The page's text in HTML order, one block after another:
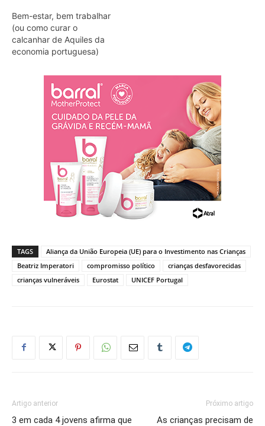
Bem-estar, bem trabalhar
(ou como curar o
calcanhar de Aquiles da
economia portuguesa)
TAGS
Aliança da União Europeia (UE) para o Investimento nas Crianças
Beatriz Imperatori
compromisso político
crianças desfavorecidas
crianças vulneráveis
Eurostat UNICEF Portugal
Artigo anterior
3 em cada 4 jovens afirma que
Próximo artigo
As crianças precisam de